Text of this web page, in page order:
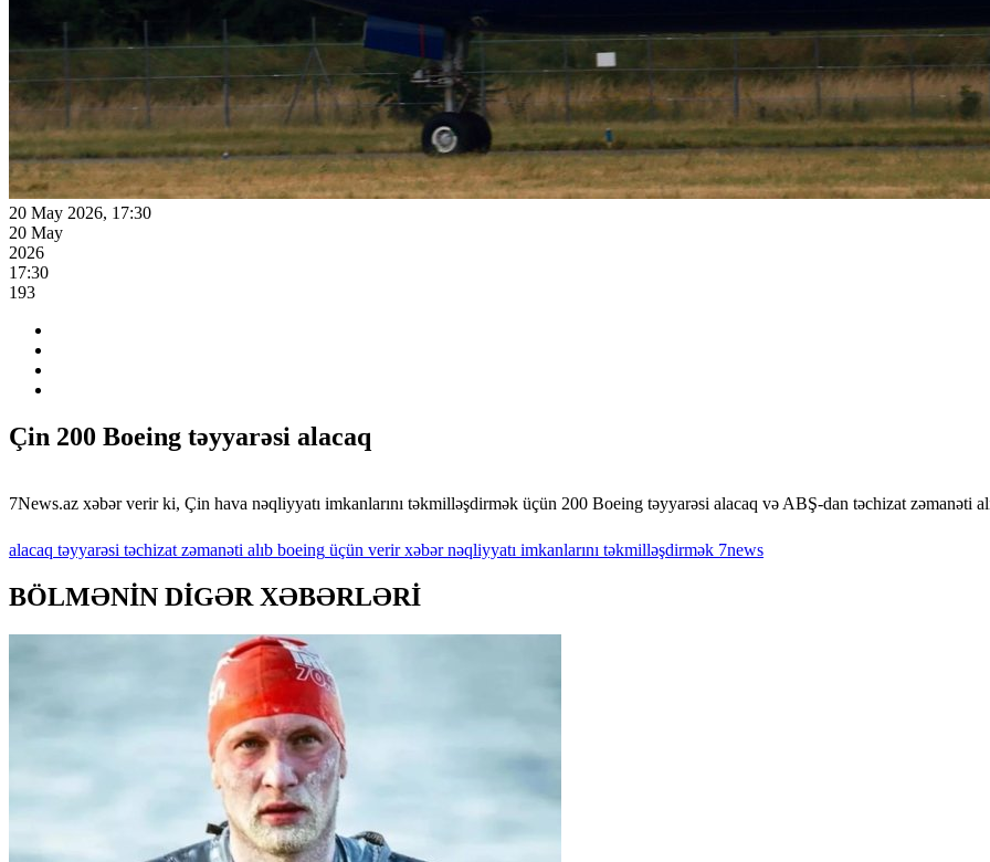
20 May 2026, 17:30
20 May
2026
17:30
193
Çin 200 Boeing təyyarəsi alacaq
7News.az xəbər verir ki, Çin hava nəqliyyatı imkanlarını təkmilləşdirmək üçün 200 Boeing təyyarəsi alacaq və ABŞ-dan təchizat zəmanəti
alacaq təyyarəsi təchizat zəmanəti alıb boeing üçün verirxəbərnəqliyyatı imkanlarını təkmilləşdirmək 7news
BÖLMƏNİN DİGƏR XƏBƏRLƏRİ